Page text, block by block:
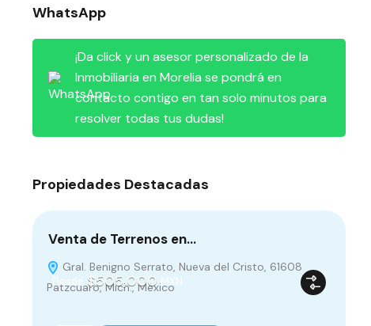
WhatsApp
¡Da click y un asesor personalizado de la
Inmobiliaria en Morelia se pondrá en
contacto contigo en tan solo minutos para
resolver todas tus dudas!
Propiedades Destacadas
Venta de Terrenos en…
Gral. Benigno Serrato, Nueva del Cristo, 61608
Pátzcuaro, Mich., México
Desde $505,000 MXN